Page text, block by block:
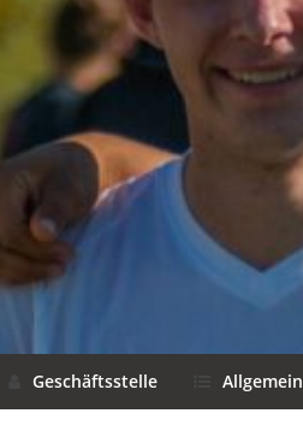
Geschäftsstelle Allgemein